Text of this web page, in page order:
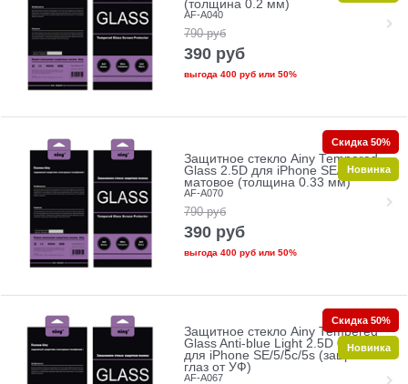
(толщина 0.2 мм)
AF-A040
790 руб
390 руб
выгода 400 рубили 50%
Защитное стекло Ainy Tempered
Glass 2.5D для iPhone SE/5/5c/5s
матовое (толщина 0.33 мм)
AF-A070
790 руб
390 руб
выгода 400 рубили 50%
Скидка 50%
Новинка
Защитное стекло Ainy Tempered
Glass Anti-blue Light 2.5D 0.33mm
для iPhone SE/5/5c/5s (защита
глаз от УФ)
AF-A067
Скидка 50%
Новинка